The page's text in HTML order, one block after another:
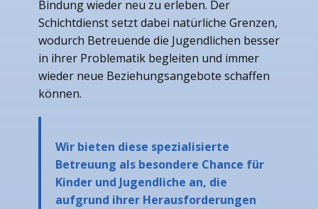
Bindung wieder neu zu erleben. Der
Schichtdienst setzt dabei natürliche Grenzen,
wodurch Betreuende die Jugendlichen besser
in ihrer Problematik begleiten und immer
wieder neue Beziehungsangebote schaffen
können.
Wir bieten diese spezialisierte
Betreuung als besondere Chance für
Kinder und Jugendliche an, die
aufgrund ihrer Herausforderungen